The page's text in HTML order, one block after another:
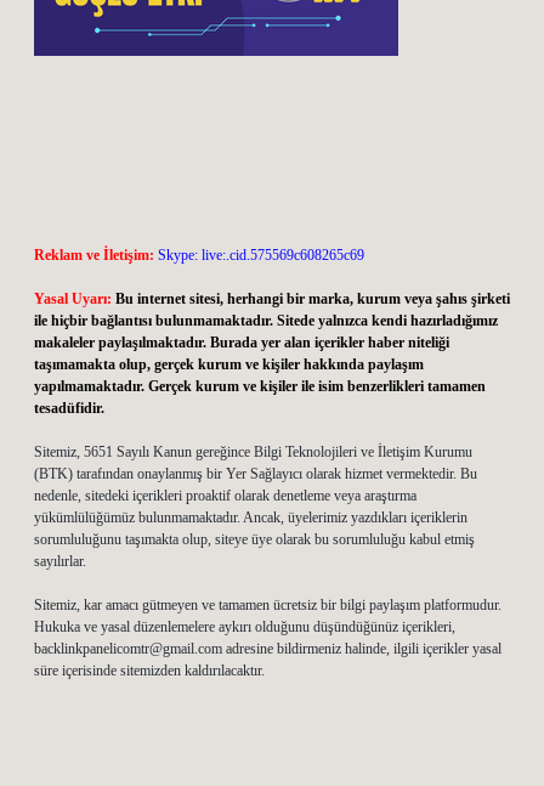
Reklam ve İletişim: Skype: live:.cid.575569c608265c69
Yasal Uyarı: Bu internet sitesi, herhangi bir marka, kurum veya şahıs şirketi
ile hiçbir bağlantısı bulunmamaktadır. Sitede yalnızca kendi hazırladığımız
makaleler paylaşılmaktadır. Burada yer alan içerikler haber niteliği
taşımamakta olup, gerçek kurum ve kişiler hakkında paylaşım
yapılmamaktadır. Gerçek kurum ve kişiler ile isim benzerlikleri tamamen
tesadüfidir.
Sitemiz, 5651 Sayılı Kanun gereğince Bilgi Teknolojileri ve İletişim Kurumu
(BTK) tarafından onaylanmış bir Yer Sağlayıcı olarak hizmet vermektedir. Bu
nedenle, sitedeki içerikleri proaktif olarak denetleme veya araştırma
yükümlülüğümüz bulunmamaktadır. Ancak, üyelerimiz yazdıkları içeriklerin
sorumluluğunu taşımakta olup, siteye üye olarak bu sorumluluğu kabul etmiş
sayılırlar.
Sitemiz, kar amacı gütmeyen ve tamamen ücretsiz bir bilgi paylaşım platformudur.
Hukuka ve yasal düzenlemelere aykırı olduğunu düşündüğünüz içerikleri,
backlinkpanelicomtr@gmail.com adresine bildirmeniz halinde, ilgili içerikler yasal
süre içerisinde sitemizden kaldırılacaktır.